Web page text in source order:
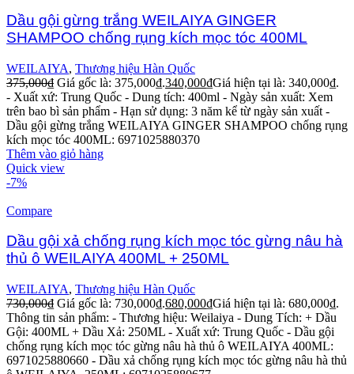
Dầu gội gừng trắng WEILAIYA GINGER
SHAMPOO chống rụng kích mọc tóc 400ML
WEILAIYA, Thương hiệu Hàn Quốc
375,000₫ Giá gốc là: 375,000₫.340,000₫Giá hiện tại là: 340,000₫.
- Xuất xứ: Trung Quốc - Dung tích: 400ml - Ngày sản xuất: Xem
trên bao bì sản phẩm - Hạn sử dụng: 3 năm kể từ ngày sản xuất -
Dầu gội gừng trắng WEILAIYA GINGER SHAMPOO chống rụng
kích mọc tóc 400ML: 6971025880370
Thêm vào giỏ hàng
Quick view
-7%
Compare
Dầu gội xả chống rụng kích mọc tóc gừng nâu hà
thủ ô WEILAIYA 400ML + 250ML
WEILAIYA, Thương hiệu Hàn Quốc
730,000₫ Giá gốc là: 730,000₫.680,000₫Giá hiện tại là: 680,000₫.
Thông tin sản phẩm: - Thương hiệu: Weilaiya - Dung Tích: + Dầu
Gội: 400ML + Dầu Xả: 250ML - Xuất xứ: Trung Quốc - Dầu gội
chống rụng kích mọc tóc gừng nâu hà thủ ô WEILAIYA 400ML:
6971025880660 - Dầu xả chống rụng kích mọc tóc gừng nâu hà thủ